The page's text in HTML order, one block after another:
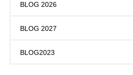
BLOG 2026
BLOG 2027
BLOG2023